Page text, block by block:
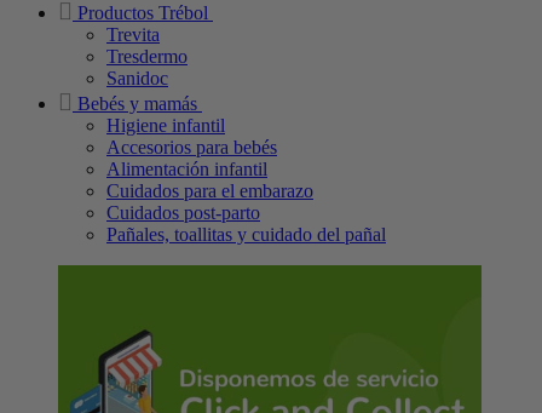
Productos Trébol
Trevita
Tresdermo
Sanidoc
Bebés y mamás
Higiene infantil
Accesorios para bebés
Alimentación infantil
Cuidados para el embarazo
Cuidados post-parto
Pañales, toallitas y cuidado del pañal